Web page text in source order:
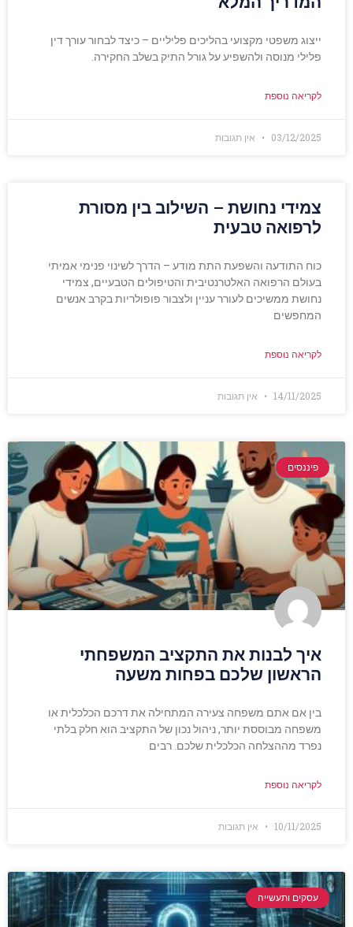
ייצוג משפטי מקצועי בהליכים פליליים – כיצד לבחור עורך דין
פלילי מנוסה ולהשפיע על גורל התיק בשלב החקירה.
לקריאה נוספת
03/12/2025 אין תגובות
צמידי נחושת – השילוב בין מסורת
לרפואה טבעית
כוח התודעה והשפעת התת מודע – הדרך לשינוי פנימי אמיתי
בעולם הרפואה האלטרנטיבית והטיפולים הטבעיים, צמידי
נחושת ממשיכים לעורר עניין ולצבור פופולריות בקרב אנשים
המחפשים
לקריאה נוספת
14/11/2025 אין תגובות
פיננסים
איך לבנות את התקציב המשפחתי
הראשון שלכם בפחות משעה
בין אם אתם משפחה צעירה המתחילה את דרכם הכלכלית או
משפחה מבוססת יותר, ניהול נכון של התקציב הוא חלק בלתי
נפרד מההצלחה הכלכלית שלכם. רבים
לקריאה נוספת
10/11/2025 אין תגובות
עסקים ותעשייה